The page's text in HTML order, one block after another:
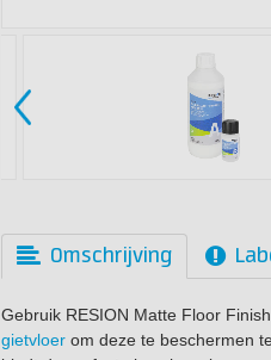
Omschrijving
Gebruik RESION Matte Floor
gietvloer om deze te beschermen